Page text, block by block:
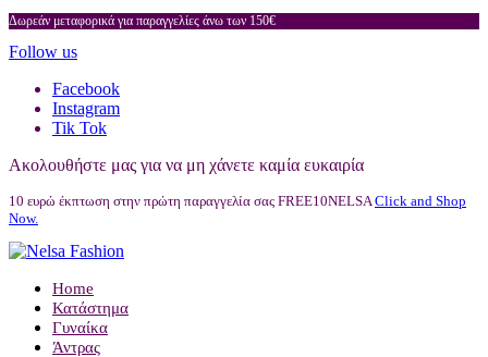
Δωρεάν μεταφορικά για παραγγελίες άνω των 150€
Follow us
Facebook
Instagram
Tik Tok
Ακολουθήστε μας για να μη χάνετε καμία ευκαιρία
10 ευρώ έκπτωση στην πρώτη παραγγελία σας FREE10NELSAClick and Shop
Now.
Home
Κατάστημα
Γυναίκα
Άντρας